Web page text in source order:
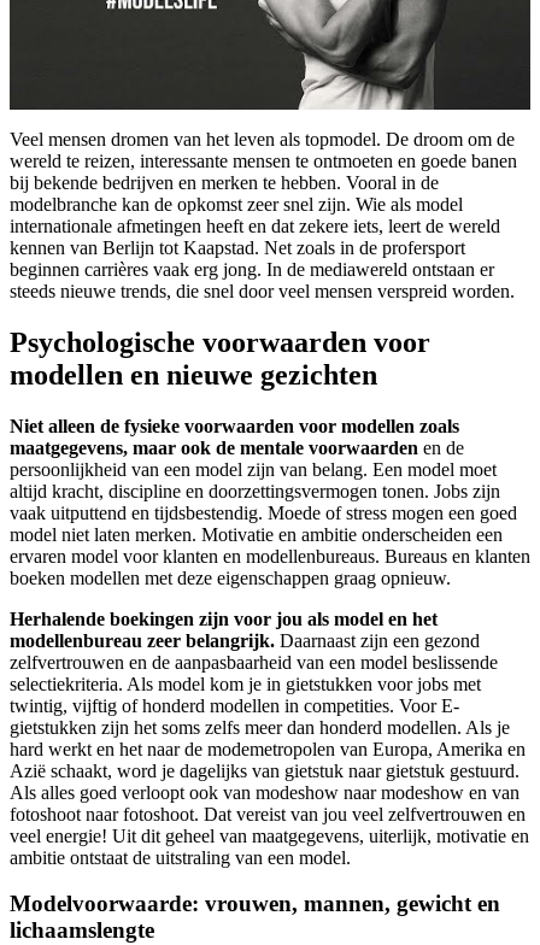
Veel mensen dromen van het leven als topmodel. De droom om de
wereld te reizen, interessante mensen te ontmoeten en goede banen
bij bekende bedrijven en merken te hebben. Vooral in de
modelbranche kan de opkomst zeer snel zijn. Wie als model
internationale afmetingen heeft en dat zekere iets, leert de wereld
kennen van Berlijn tot Kaapstad. Net zoals in de profersport
beginnen carrières vaak erg jong. In de mediawereld ontstaan er
steeds nieuwe trends, die snel door veel mensen verspreid worden.
Psychologische voorwaarden voor
modellen en nieuwe gezichten
Niet alleen de fysieke voorwaarden voor modellen zoals
maatgegevens, maar ook de mentale voorwaarden en de
persoonlijkheid van een model zijn van belang. Een model moet
altijd kracht, discipline en doorzettingsvermogen tonen. Jobs zijn
vaak uitputtend en tijdsbestendig. Moede of stress mogen een goed
model niet laten merken. Motivatie en ambitie onderscheiden een
ervaren model voor klanten en modellenbureaus. Bureaus en klanten
boeken modellen met deze eigenschappen graag opnieuw.
Herhalende boekingen zijn voor jou als model en het
modellenbureau zeer belangrijk. Daarnaast zijn een gezond
zelfvertrouwen en de aanpasbaarheid van een model beslissende
selectiekriteria. Als model kom je in gietstukken voor jobs met
twintig, vijftig of honderd modellen in competities. Voor E-
gietstukken zijn het soms zelfs meer dan honderd modellen. Als je
hard werkt en het naar de modemetropolen van Europa, Amerika en
Azië schaakt, word je dagelijks van gietstuk naar gietstuk gestuurd.
Als alles goed verloopt ook van modeshow naar modeshow en van
fotoshoot naar fotoshoot. Dat vereist van jou veel zelfvertrouwen en
veel energie! Uit dit geheel van maatgegevens, uiterlijk, motivatie en
ambitie ontstaat de uitstraling van een model.
Modelvoorwaarde: vrouwen, mannen, gewicht en
lichaamslengte